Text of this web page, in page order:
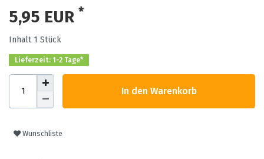
5,95 EUR *
Inhalt 1 Stück
Lieferzeit: 1-2 Tage*
In den Warenkorb
Wunschliste